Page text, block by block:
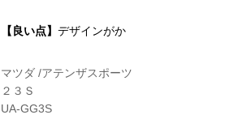
【良い点】 デザインがか
マツダ /アテンザスポーツ
２３Ｓ
UA-GG3S